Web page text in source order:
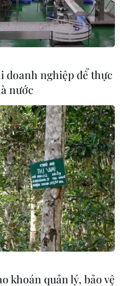
Ipoipo?
#Paul Cezanne
doanh nghiệp để thực
nước
khoán quản lý, bảo vệ